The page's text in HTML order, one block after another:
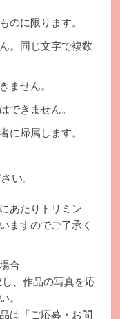
のに限ります。
。同じ文字で複数
ません。
できません。
に帰属します。
い。
あたりトリミン
ますのでご了承く
合
、作品の写真を応
。
は「ご応募・お問